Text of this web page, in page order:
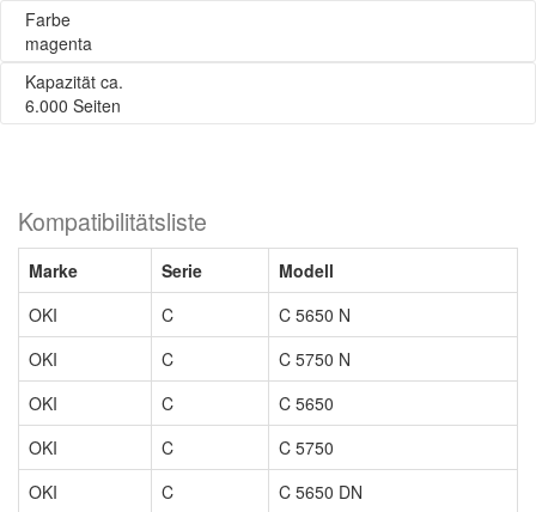
Farbe
magenta
Kapazität ca.
6.000 Seiten
Kompatibilitätsliste
Marke Serie
Modell
OKI
C
C 5650 N
OKI
C
C 5750 N
OKI
C
C 5650
OKI
C
C 5750
OKI
C
C 5650 DN